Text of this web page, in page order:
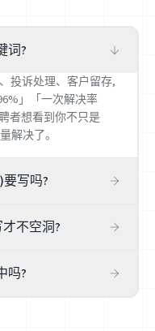
词?
投诉处理、客户留存,
」「一次解决率
者想看到你不只是
解决了。
写吗?
、Salesforce
不空洞?
听是真本事,但要让招
靠自我标榜。
吗?